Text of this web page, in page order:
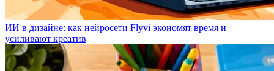
ИИ в дизайне: как нейросети Flyvi экономят время и
усиливают креатив